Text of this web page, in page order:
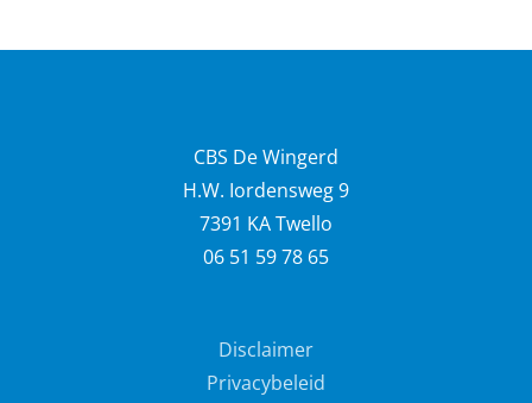
CBS De Wingerd
H.W. Iordensweg 9
7391 KA Twello
06 51 59 78 65
Disclaimer
Privacybeleid